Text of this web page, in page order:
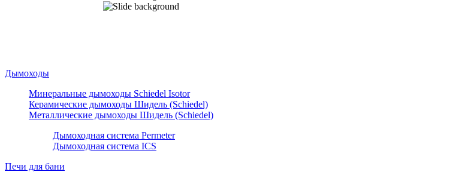
Дымоходы
Минеральные дымоходы Schiedel Isotor
Керамические дымоходы Шидель (Schiedel)
Металлические дымоходы Шидель (Schiedel)
Дымоходная система Permeter
Дымоходная система ICS
Печи для бани